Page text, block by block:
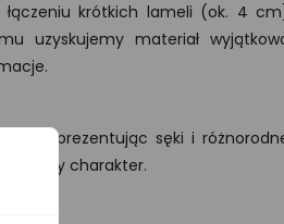
krótkich lameli (ok. 4
uzyskujemy materiał
prezentując sęki i
charakter.